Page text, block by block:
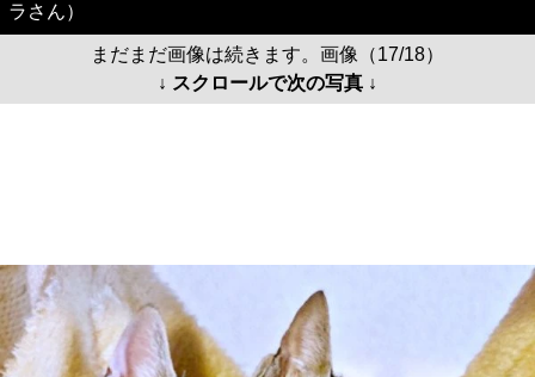
ラさん）
まだまだ画像は続きます。画像（17/18）
↓ スクロールで次の写真 ↓